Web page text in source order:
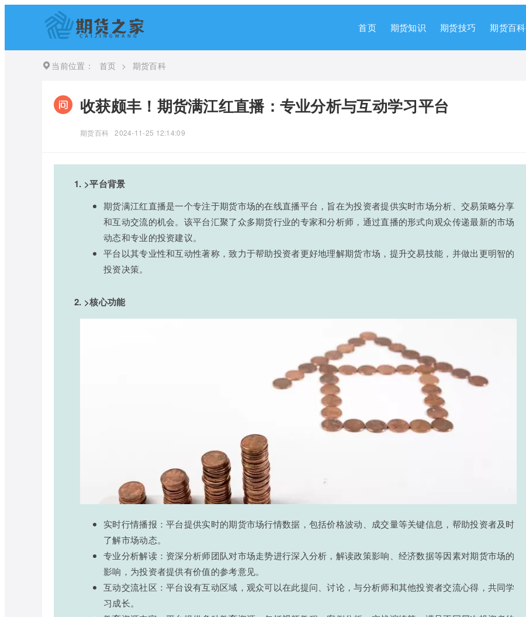
首页 期货知识 期货技巧 期货百科
当前位置： 首页 > 期货百科
收获颇丰！期货满江红直播：专业分析与互动学习平台
期货百科 2024-11-25 12:14:09
1. >平台背景
期货满江红直播是一个专注于期货市场的在线直播平台，旨在为投资者提供实时市场分析、交易策略分享
和互动交流的机会。该平台汇聚了众多期货行业的专家和分析师，通过直播的形式向观众传递最新的市场
动态和专业的投资建议。
平台以其专业性和互动性著称，致力于帮助投资者更好地理解期货市场，提升交易技能，并做出更明智的
投资决策。
2. >核心功能
实时行情播报：平台提供实时的期货市场行情数据，包括价格波动、成交量等关键信息，帮助投资者及时
了解市场动态。
专业分析解读：资深分析师团队对市场走势进行深入分析，解读政策影响、经济数据等因素对期货市场的
影响，为投资者提供有价值的参考意见。
互动交流社区：平台设有互动区域，观众可以在此提问、讨论，与分析师和其他投资者交流心得，共同学
习成长。